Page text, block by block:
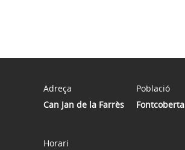
Adreça
Can Jan de la Farrès
Població
Fontcoberta
Horari